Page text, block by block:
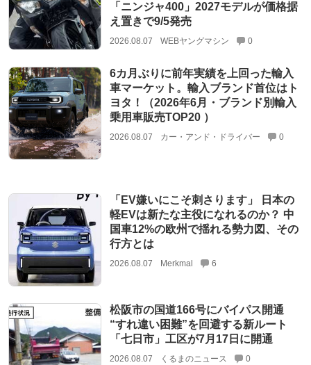
「ニンジャ400」2027モデルが価格据
え置きで9/5発売
2026.08.07 WEBヤングマシン 0
6カ月ぶりに前年実績を上回った輸入
車マーケット。輸入ブランド首位はト
ヨタ！（2026年6月・ブランド別輸入
乗用車販売TOP20 ）
2026.08.07 カー・アンド・ドライバー 0
「EV嫌いにこそ刺さります」 日本の
軽EVは新たな主役になれるのか？ 中
国車12%の欧州で揺れる勢力図、その
行方とは
2026.08.07 Merkmal 6
松阪市の国道166号にバイパス開通
“すれ違い困難”を回避する新ルート
「七日市」工区が7月17日に開通
2026.08.07 くるまのニュース 0